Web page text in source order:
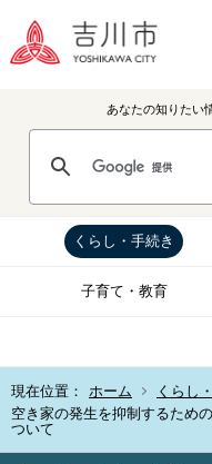
あなたの知りたい
くらし・手続き
子育て・教育
現在位置： ホーム くらし
空き家の発生を抑制するため
ついて